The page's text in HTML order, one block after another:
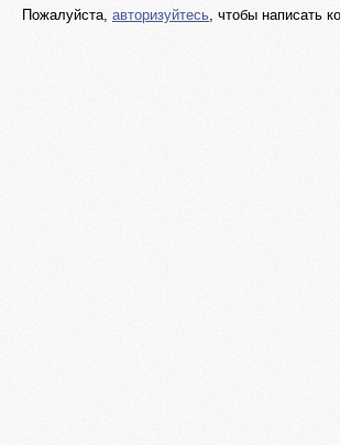
Пожалуйста, авторизуйтесь, чтобы написать